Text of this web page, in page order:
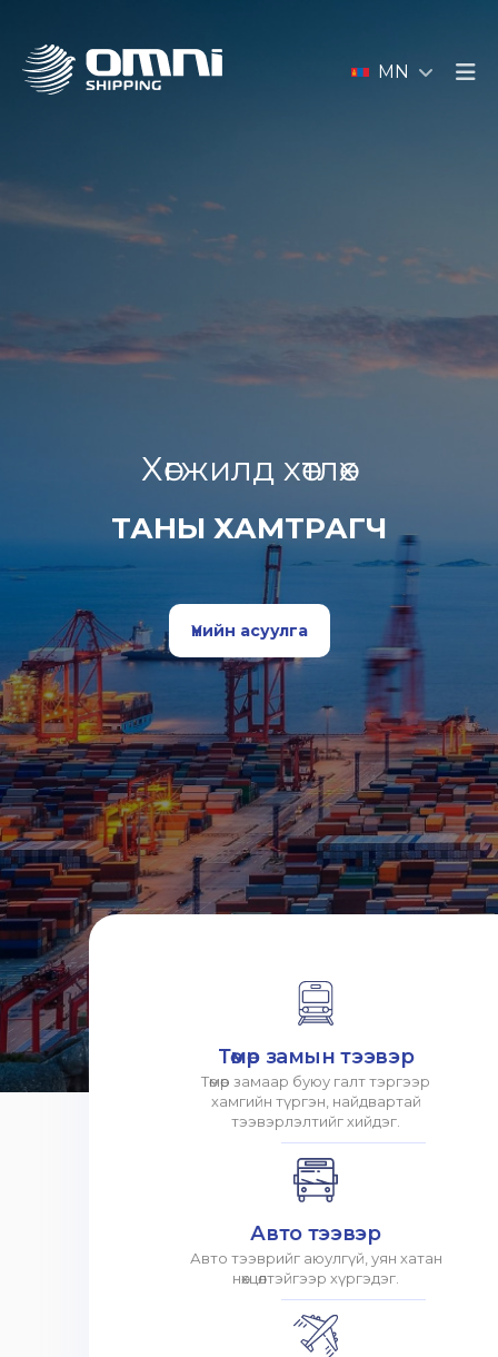
MN
Хөгжилд хөтлөх
ТАНЫ ХАМТРАГЧ
Үнийн асуулга
Төмөр замын тээвэр
Төмөр замаар буюу галт тэргээр
хамгийн түргэн, найдвартай
тээвэрлэлтийг хийдэг.
Авто тээвэр
Авто тээврийг аюулгүй, уян хатан
нөхцөлтэйгээр хүргэдэг.